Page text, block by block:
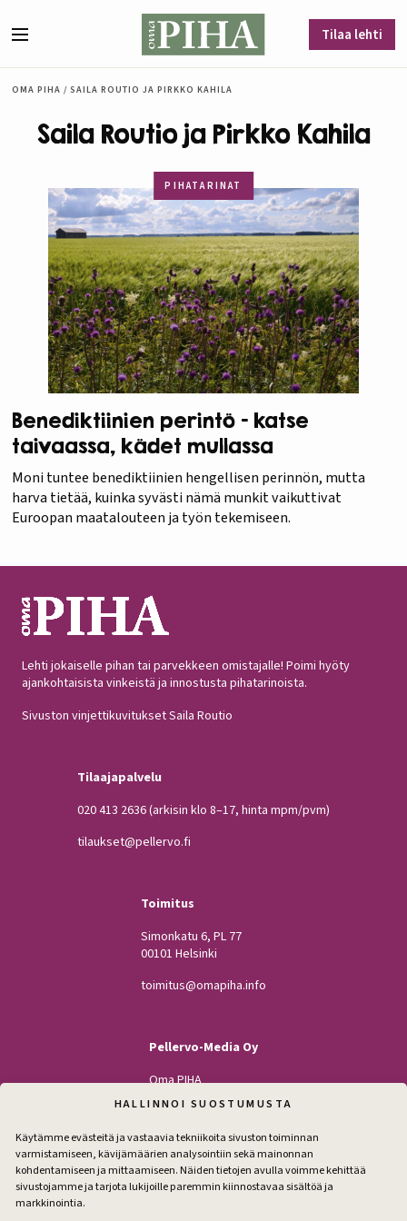
HALLINNOI SUOSTUMUSTA
Käytämme evästeitä ja vastaavia tekniikoita sivuston toiminnan
varmistamiseen, kävijämäärien analysointiin sekä mainonnan
kohdentamiseen ja mittaamiseen. Näiden tietojen avulla voimme kehittää
sivustojamme ja tarjota lukijoille paremmin kiinnostavaa sisältöä ja
markkinointia.
Tilaa lehti
OMA PIHA / SAILA ROUTIO JA PIRKKO KAHILA
Saila Routio ja Pirkko Kahila
PIHATARINAT
Benediktiinien perintö – katse
taivaassa, kädet mullassa
Moni tuntee benediktiinien hengellisen perinnön, mutta
harva tietää, kuinka syvästi nämä munkit vaikuttivat
Euroopan maatalouteen ja työn tekemiseen.
Lehti jokaiselle pihan tai parvekkeen omistajalle! Poimi hyöty
ajankohtaisista vinkeistä ja innostusta pihatarinoista.
Sivuston vinjettikuvitukset Saila Routio
Tilaajapalvelu
020 413 2636(arkisin klo 8–17, hinta mpm/pvm)
tilaukset@pellervo.fi
Toimitus
Simonkatu 6, PL 77
00101 Helsinki
toimitus@omapiha.info
Pellervo-Media Oy
Oma PIHA
Kodin Pellervo
Maatilan Pellervo